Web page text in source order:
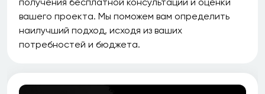
вашего проекта. Мы поможем вам определить
наилучший подход, исходя из ваших
потребностей и бюджета.